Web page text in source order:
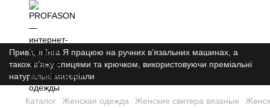
Привіт, я Інга Я працюю на ручних в’язальних машинах, а
також в’яжу спицями та крючком, використовуючи преміальні
натуральні матеріали
Каталог Женская одежда Женские свитера вязаные